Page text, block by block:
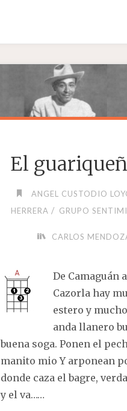
El
ANGEL CUSTODIO
HERRERA / GRUPO
CARLOS
De Camaguán
Cazorla hay
estero y
anda llanero
buena soga. Ponen el
manito mio Y arponean
donde caza el bagre,
y el va……